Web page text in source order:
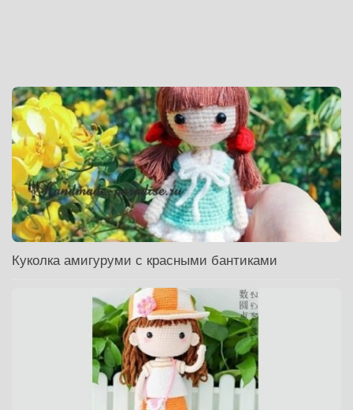
Куколка амигуруми с красными бантиками